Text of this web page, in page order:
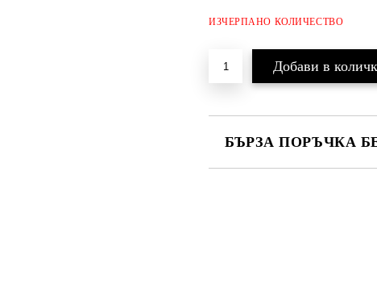
ИЗЧЕРПАНО КОЛИЧЕСТВО
БЪРЗА ПОРЪЧКА